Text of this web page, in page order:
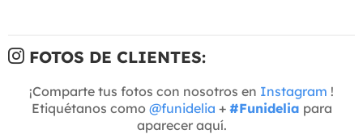
FOTOS DE CLIENTES:
¡Comparte tus fotos con nosotros en Instagram !
Etiquétanos como @funidelia + #Funidelia para
aparecer aquí.